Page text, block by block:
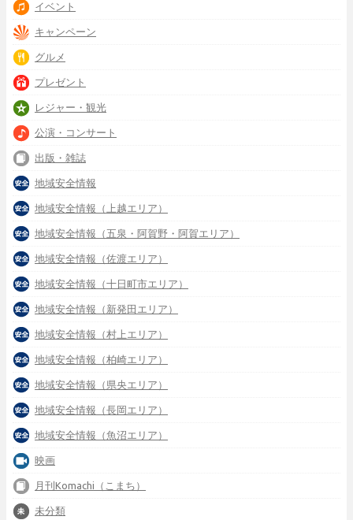
イベント
キャンペーン
グルメ
プレゼント
レジャー・観光
公演・コンサート
出版・雑誌
地域安全情報
地域安全情報（上越エリア）
地域安全情報（五泉・阿賀野・阿賀エリア）
地域安全情報（佐渡エリア）
地域安全情報（十日町市エリア）
地域安全情報（新発田エリア）
地域安全情報（村上エリア）
地域安全情報（柏崎エリア）
地域安全情報（県央エリア）
地域安全情報（長岡エリア）
地域安全情報（魚沼エリア）
映画
月刊Komachi（こまち）
未分類